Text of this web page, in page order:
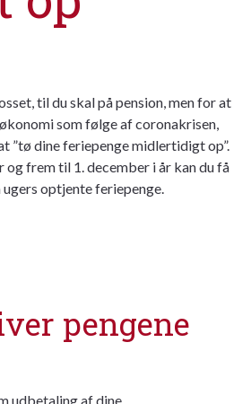
til du skal på pension, men for at
som følge af coronakrisen,
”tø dine feriepenge midlertidigt op”.
og frem til 1. december i år kan du få
optjente feriepenge.
pengene
udbetaling af dine